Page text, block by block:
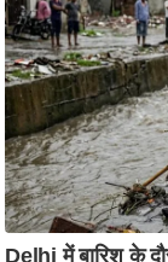
र्म
स्थ
ल
व्र
त
त्यो
हा
र